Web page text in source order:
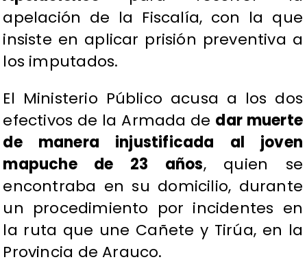
apelación de la Fiscalía, con la que
insiste en aplicar prisión preventiva a
los imputados.
El Ministerio Público acusa a los dos
efectivos de la Armada de dar muerte
de manera injustificada al joven
mapuche de 23 años, quien se
encontraba en su domicilio, durante
un procedimiento por incidentes en
la ruta que une Cañete y Tirúa, en la
Provincia de Arauco.